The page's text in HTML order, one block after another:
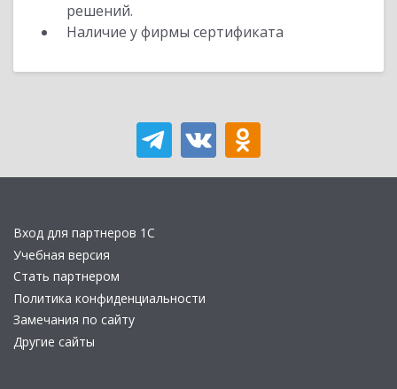
решений.
Наличие у фирмы сертификата
Вход для партнеров 1С
Учебная версия
Стать партнером
Политика конфиденциальности
Замечания по сайту
Другие сайты